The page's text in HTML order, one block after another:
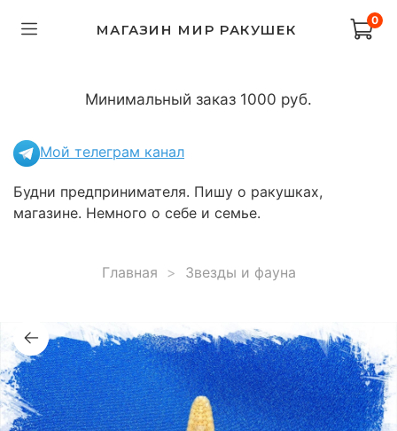
МАГАЗИН МИР РАКУШЕК
0
Минимальный заказ 1000 руб.
Мой телеграм канал
Будни предпринимателя. Пишу о ракушках,
магазине. Немного о себе и семье.
Главная Звезды и фауна